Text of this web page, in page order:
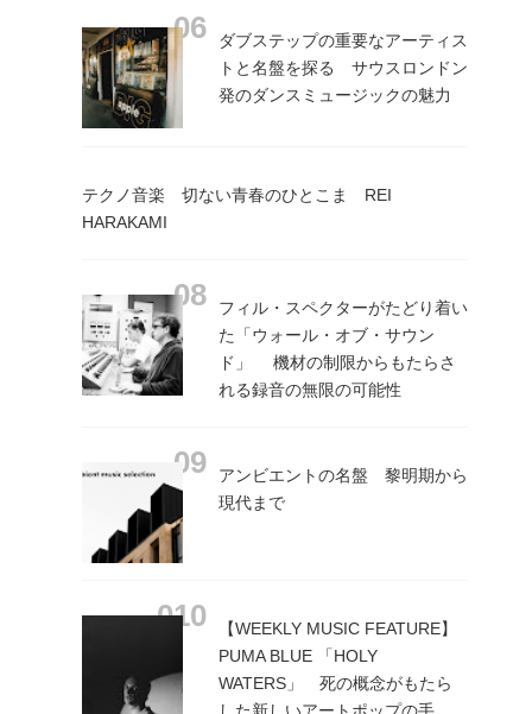
ダブステップの重要なアーティス
トと名盤を探る サウスロンドン
発のダンスミュージックの魅力
テクノ音楽 切ない青春のひとこま REI
HARAKAMI
フィル・スペクターがたどり着い
た「ウォール・オブ・サウン
ド」 機材の制限からもたらさ
れる録音の無限の可能性
アンビエントの名盤 黎明期から
現代まで
【WEEKLY MUSIC FEATURE】
PUMA BLUE 「HOLY
WATERS」 死の概念がもたら